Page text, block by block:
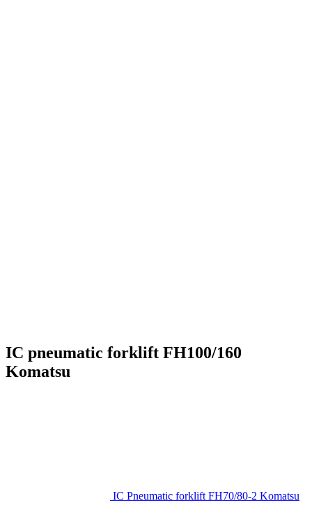
IC pneumatic forklift FH100/160
Komatsu
IC Pneumatic forklift FH70/80-2 Komatsu